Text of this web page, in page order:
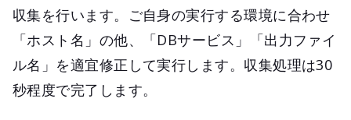
収集を行います。ご自身の実行する環境に合わせ
「ホスト名」の他、「DBサービス」「出力ファイ
ル名」を適宜修正して実行します。収集処理は30
秒程度で完了します。